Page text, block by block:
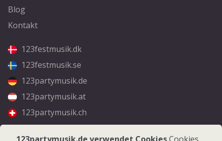
Blog
Kontakt
123festmusik.dk
123festmusik.se
123partymusik.de
123partymusik.at
123partymusik.ch
Folgen Sie uns